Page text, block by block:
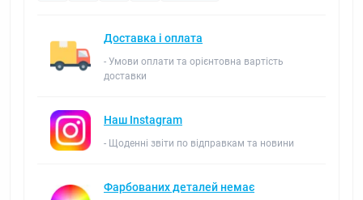
Доставка і оплата
- Умови оплати та орієнтовна вартість
доставки
Наш Instagram
- Щоденні звіти по відправкам та новини
Фарбованих деталей немає